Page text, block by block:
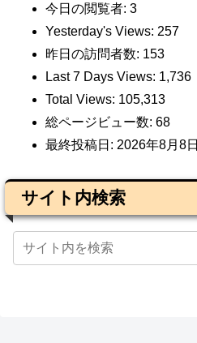
今日の閲覧者: 3
Yesterday's Views: 257
昨日の訪問者数: 153
Last 7 Days Views: 1,736
Total Views: 105,313
総ページビュー数: 68
最終投稿日: 2026年8月8日
サイト内検索